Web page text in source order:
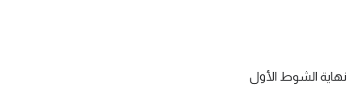
نهاية الشوط الأول